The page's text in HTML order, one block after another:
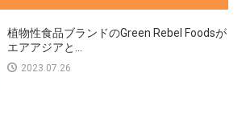
植物性食品ブランドのGreen Rebel Foodsが
エアアジアと...
2023.07.26